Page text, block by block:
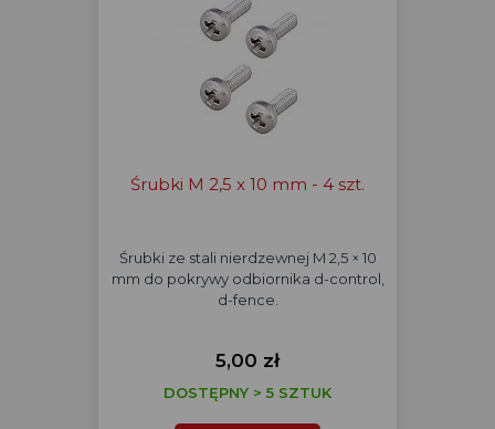
Śrubki M 2,5 x 10 mm - 4 szt.
Śrubki ze stali nierdzewnej M 2,5 × 10
mm do pokrywy odbiornika d-control,
d-fence.
5,00 zł
DOSTĘPNY > 5 SZTUK